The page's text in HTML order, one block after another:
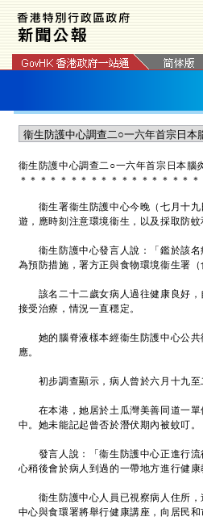
衞生防護中心調查二○一六年首宗日本腦
＊ ＊ ＊ ＊ ＊ ＊ ＊ ＊ ＊ ＊ ＊ ＊ ＊ ＊ ＊ ＊ ＊ ＊
衞生署衞生防護中心今晚（七月十九
遊，應時刻注意環境衞生，以及採取防蚊
衞生防護中心發言人說：「鑑於該名
為預防措施，署方正與食物環境衞生署
該名二十二歲女病人過往健康良好，
接受治療，情況一直穩定。
她的腦脊液樣本經衞生防護中心公共
應。
初步調查顯示，病人曾於六月十九至
在本港，她居於土瓜灣美善同道一單
中。她未能記起曾否於潛伏期內被蚊叮。
發言人說：「衞生防護中心正進行流
心稍後會於病人到過的一帶地方進行健康
衞生防護中心人員已視察病人住所，
中心與食環署將舉行健康講座，向居民和